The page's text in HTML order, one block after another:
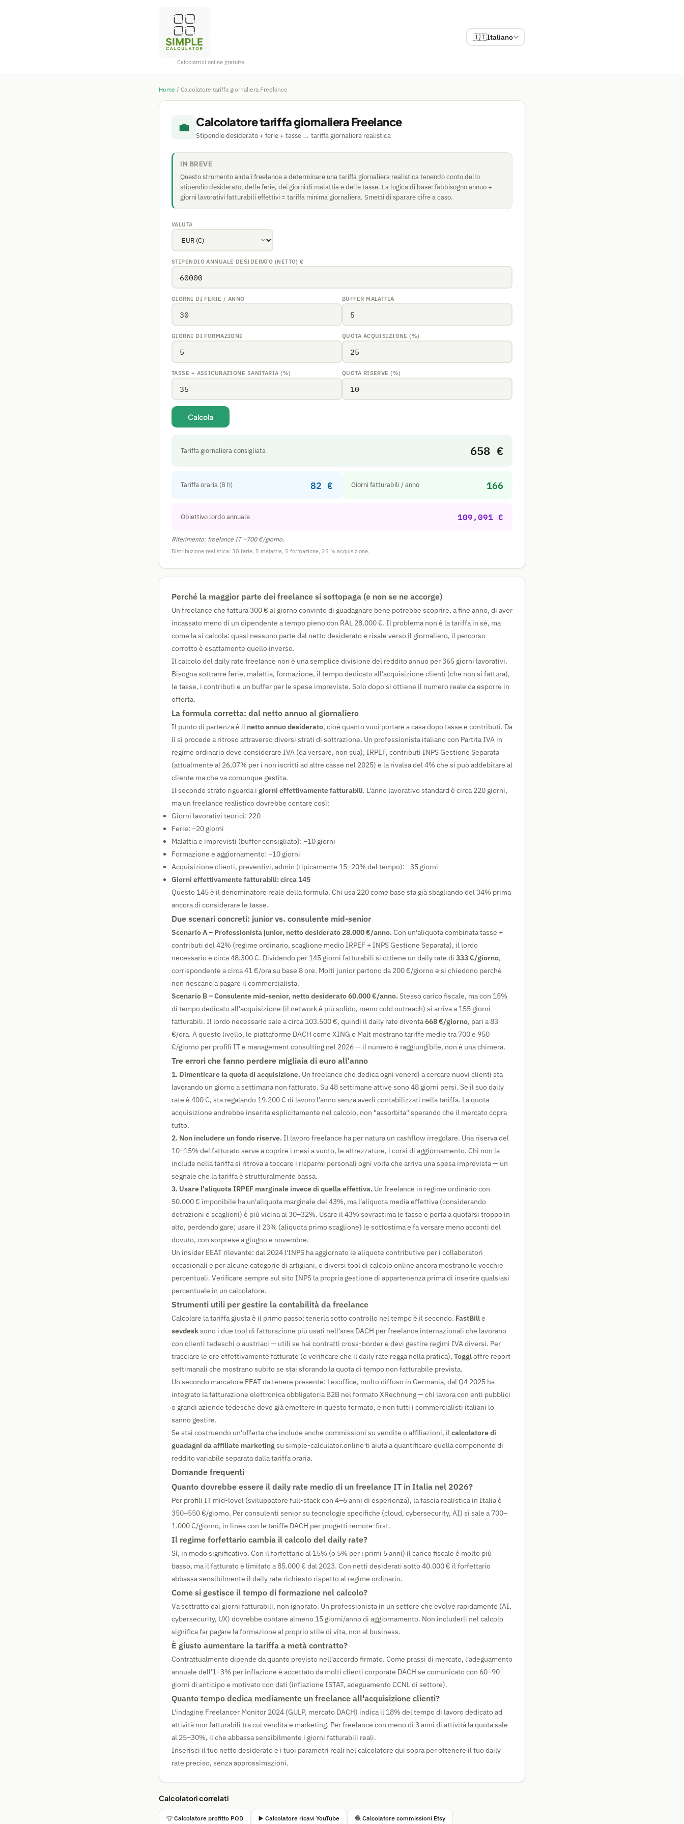
Calcolatrici online gratuite
🇮🇹Italiano
Home / Calcolatore tariffa giornaliera Freelance
💼 Calcolatore tariffa giornaliera Freelance
Stipendio desiderato + ferie + tasse → tariffa giornaliera realistica
IN BREVE
Questo strumento aiuta i freelance a determinare una tariffa giornaliera realistica tenendo conto dello
stipendio desiderato, delle ferie, dei giorni di malattia e delle tasse. La logica di base: fabbisogno annuo ÷
giorni lavorativi fatturabili effettivi = tariffa minima giornaliera. Smetti di sparare cifre a caso.
VALUTA
STIPENDIO ANNUALE DESIDERATO (NETTO)€
GIORNI DI FERIE / ANNO BUFFER MALATTIA
GIORNI DI FORMAZIONE QUOTA ACQUISIZIONE (%)
TASSE + ASSICURAZIONE SANITARIA (%) QUOTA RISERVE (%)
Calcola
Tariffa giornaliera consigliata 658 €
Tariffa oraria (8 h) 82 € Giorni fatturabili / anno 166
Obiettivo lordo annuale 109,091 €
Riferimento: freelance IT ~700 €/giorno.
Distribuzione realistica: 30 ferie, 5 malattia, 5 formazione, 25 % acquisizione.
Perché la maggior parte dei freelance si sottopaga (e non se ne accorge)
Un freelance che fattura 300 € al giorno convinto di guadagnare bene potrebbe scoprire, a fine anno, di aver
incassato meno di un dipendente a tempo pieno con RAL 28.000 €. Il problema non è la tariffa in sé, ma
come la si calcola: quasi nessuno parte dal netto desiderato e risale verso il giornaliero, il percorso
corretto è esattamente quello inverso.
Il calcolo del daily rate freelance non è una semplice divisione del reddito annuo per 365 giorni lavorativi.
Bisogna sottrarre ferie, malattia, formazione, il tempo dedicato all'acquisizione clienti (che non si fattura),
le tasse, i contributi e un buffer per le spese impreviste. Solo dopo si ottiene il numero reale da esporre in
offerta.
La formula corretta: dal netto annuo al giornaliero
Il punto di partenza è il netto annuo desiderato, cioè quanto vuoi portare a casa dopo tasse e contributi. Da
lì si procede a ritroso attraverso diversi strati di sottrazione. Un professionista italiano con Partita IVA in
regime ordinario deve considerare IVA (da versare, non sua), IRPEF, contributi INPS Gestione Separata
(attualmente al 26,07% per i non iscritti ad altre casse nel 2025) e la rivalsa del 4% che si può addebitare al
cliente ma che va comunque gestita.
Il secondo strato riguarda i giorni effettivamente fatturabili. L'anno lavorativo standard è circa 220 giorni,
ma un freelance realistico dovrebbe contare così:
Giorni lavorativi teorici: 220
Ferie: −20 giorni
Malattia e imprevisti (buffer consigliato): −10 giorni
Formazione e aggiornamento: −10 giorni
Acquisizione clienti, preventivi, admin (tipicamente 15–20% del tempo): −35 giorni
Giorni effettivamente fatturabili: circa 145
Questo 145 è il denominatore reale della formula. Chi usa 220 come base sta già sbagliando del 34% prima
ancora di considerare le tasse.
Due scenari concreti: junior vs. consulente mid-senior
Scenario A – Professionista junior, netto desiderato 28.000 €/anno.Con un'aliquota combinata tasse +
contributi del 42% (regime ordinario, scaglione medio IRPEF + INPS Gestione Separata), il lordo
necessario è circa 48.300 €. Dividendo per 145 giorni fatturabili si ottiene un daily rate di 333 €/giorno,
corrispondente a circa 41 €/ora su base 8 ore. Molti junior partono da 200 €/giorno e si chiedono perché
non riescano a pagare il commercialista.
Scenario B – Consulente mid-senior, netto desiderato 60.000 €/anno.Stesso carico fiscale, ma con 15%
di tempo dedicato all'acquisizione (il network è più solido, meno cold outreach) si arriva a 155 giorni
fatturabili. Il lordo necessario sale a circa 103.500 €, quindi il daily rate diventa668 €/giorno, pari a 83
€/ora. A questo livello, le piattaforme DACH come XING o Malt mostrano tariffe medie tra 700 e 950
€/giorno per profili IT e management consulting nel 2026 — il numero è raggiungibile, non è una chimera.
Tre errori che fanno perdere migliaia di euro all'anno
1. Dimenticare la quota di acquisizione. Un freelance che dedica ogni venerdì a cercare nuovi clienti sta
lavorando un giorno a settimana non fatturato. Su 48 settimane attive sono 48 giorni persi. Se il suo daily
rate è 400 €, sta regalando 19.200 € di lavoro l'anno senza averli contabilizzati nella tariffa. La quota
acquisizione andrebbe inserita esplicitamente nel calcolo, non "assorbita" sperando che il mercato copra
tutto.
2. Non includere un fondo riserve.Il lavoro freelance ha per natura un cashflow irregolare. Una riserva del
10–15% del fatturato serve a coprire i mesi a vuoto, le attrezzature, i corsi di aggiornamento. Chi non la
include nella tariffa si ritrova a toccare i risparmi personali ogni volta che arriva una spesa imprevista — un
segnale che la tariffa è strutturalmente bassa.
3. Usare l'aliquota IRPEF marginale invece di quella effettiva. Un freelance in regime ordinario con
50.000 € imponibile ha un'aliquota marginale del 43%, ma l'aliquota media effettiva (considerando
detrazioni e scaglioni) è più vicina al 30–32%. Usare il 43% sovrastima le tasse e porta a quotarsi troppo in
alto, perdendo gare; usare il 23% (aliquota primo scaglione) le sottostima e fa versare meno acconti del
dovuto, con sorprese a giugno e novembre.
Un insider EEAT rilevante: dal 2024 l'INPS ha aggiornato le aliquote contributive per i collaboratori
occasionali e per alcune categorie di artigiani, e diversi tool di calcolo online ancora mostrano le vecchie
percentuali. Verificare sempre sul sito INPS la propria gestione di appartenenza prima di inserire qualsiasi
percentuale in un calcolatore.
Strumenti utili per gestire la contabilità da freelance
Calcolare la tariffa giusta è il primo passo; tenerla sotto controllo nel tempo è il secondo. FastBille
sevdesksono i due tool di fatturazione più usati nell'area DACH per freelance internazionali che lavorano
con clienti tedeschi o austriaci — utili se hai contratti cross-border e devi gestire regimi IVA diversi. Per
tracciare le ore effettivamente fatturate (e verificare che il daily rate regga nella pratica), Toggloffre report
settimanali che mostrano subito se stai sforando la quota di tempo non fatturabile prevista.
Un secondo marcatore EEAT da tenere presente: Lexoffice, molto diffuso in Germania, dal Q4 2025 ha
integrato la fatturazione elettronica obbligatoria B2B nel formato XRechnung — chi lavora con enti pubblici
o grandi aziende tedesche deve già emettere in questo formato, e non tutti i commercialisti italiani lo
sanno gestire.
Se stai costruendo un'offerta che include anche commissioni su vendite o affiliazioni, ilcalcolatore di
guadagni da affiliate marketingsu simple-calculator.online ti aiuta a quantificare quella componente di
reddito variabile separata dalla tariffa oraria.
Domande frequenti
Quanto dovrebbe essere il daily rate medio di un freelance IT in Italia nel 2026?
Per profili IT mid-level (sviluppatore full-stack con 4–6 anni di esperienza), la fascia realistica in Italia è
350–550 €/giorno. Per consulenti senior su tecnologie specifiche (cloud, cybersecurity, AI) si sale a 700–
1.000 €/giorno, in linea con le tariffe DACH per progetti remote-first.
Il regime forfettario cambia il calcolo del daily rate?
Sì, in modo significativo. Con il forfettario al 15% (o 5% per i primi 5 anni) il carico fiscale è molto più
basso, ma il fatturato è limitato a 85.000 € dal 2023. Con netti desiderati sotto 40.000 € il forfettario
abbassa sensibilmente il daily rate richiesto rispetto al regime ordinario.
Come si gestisce il tempo di formazione nel calcolo?
Va sottratto dai giorni fatturabili, non ignorato. Un professionista in un settore che evolve rapidamente (AI,
cybersecurity, UX) dovrebbe contare almeno 15 giorni/anno di aggiornamento. Non includerli nel calcolo
significa far pagare la formazione al proprio stile di vita, non al business.
È giusto aumentare la tariffa a metà contratto?
Contrattualmente dipende da quanto previsto nell'accordo firmato. Come prassi di mercato, l'adeguamento
annuale dell'1–3% per inflazione è accettato da molti clienti corporate DACH se comunicato con 60–90
giorni di anticipo e motivato con dati (inflazione ISTAT, adeguamento CCNL di settore).
Quanto tempo dedica mediamente un freelance all'acquisizione clienti?
L'indagine Freelancer Monitor 2024 (GULP, mercato DACH) indica il 18% del tempo di lavoro dedicato ad
attività non fatturabili tra cui vendita e marketing. Per freelance con meno di 3 anni di attività la quota sale
al 25–30%, il che abbassa sensibilmente i giorni fatturabili reali.
Inserisci il tuo netto desiderato e i tuoi parametri reali nel calcolatore qui sopra per ottenere il tuo daily
rate preciso, senza approssimazioni.
Calcolatori correlati
👕 Calcolatore profitto POD ▶️ Calcolatore ricavi YouTube 🧶 Calcolatore commissioni Etsy